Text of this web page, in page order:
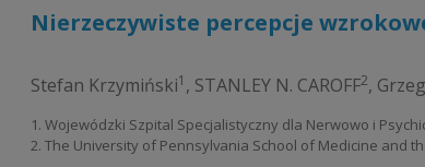
Nierzeczywiste percepcje
Stefan Krzymiński1 , STANLEY N. CAROFF2,
1. Wojewódzki Szpital Specjalistyczny dla Nerwowo i
2. The University of Pennsylvania School of Medicine and